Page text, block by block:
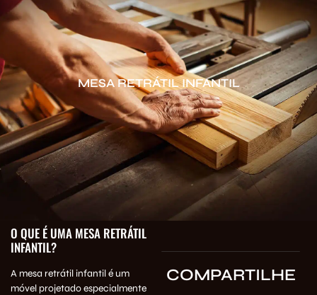
MESA RETRÁTIL INFANTIL
O QUE É UMA MESA RETRÁTIL
INFANTIL?
A mesa retrátil infantil é um
móvel projetado especialmente
COMPARTILHE